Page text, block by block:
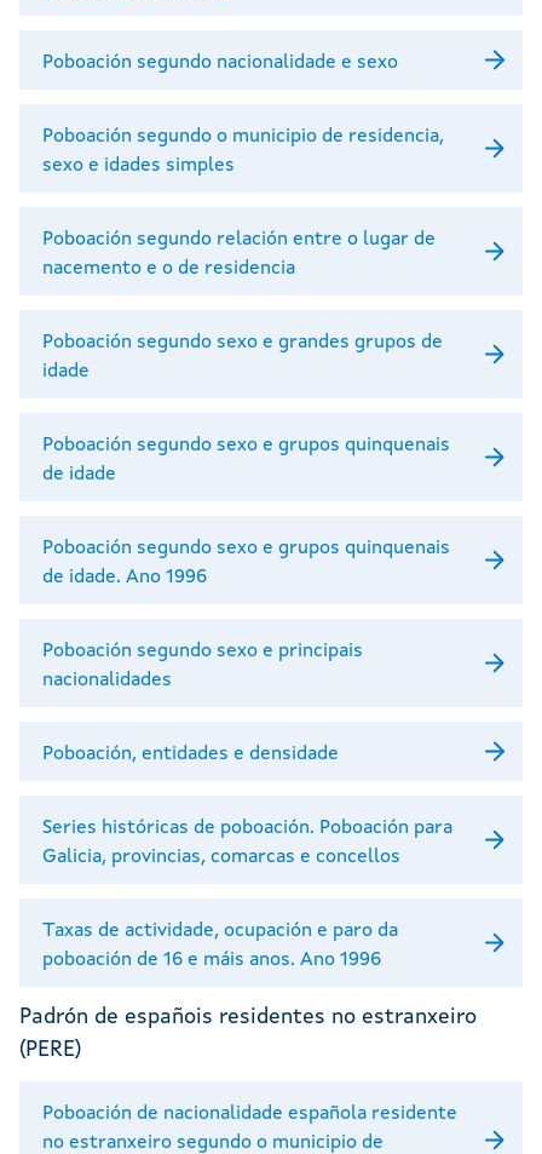
Poboación segundo nacionalidade e sexo
Poboación segundo o municipio de residencia,
sexo e idades simples
Poboación segundo relación entre o lugar de
nacemento e o de residencia
Poboación segundo sexo e grandes grupos de
idade
Poboación segundo sexo e grupos quinquenais
de idade
Poboación segundo sexo e grupos quinquenais
de idade. Ano 1996
Poboación segundo sexo e principais
nacionalidades
Poboación, entidades e densidade
Series históricas de poboación. Poboación para
Galicia, provincias, comarcas e concellos
Taxas de actividade, ocupación e paro da
poboación de 16 e máis anos. Ano 1996
Padrón de españois residentes no estranxeiro
(PERE)
Poboación de nacionalidade española residente
no estranxeiro segundo o municipio de